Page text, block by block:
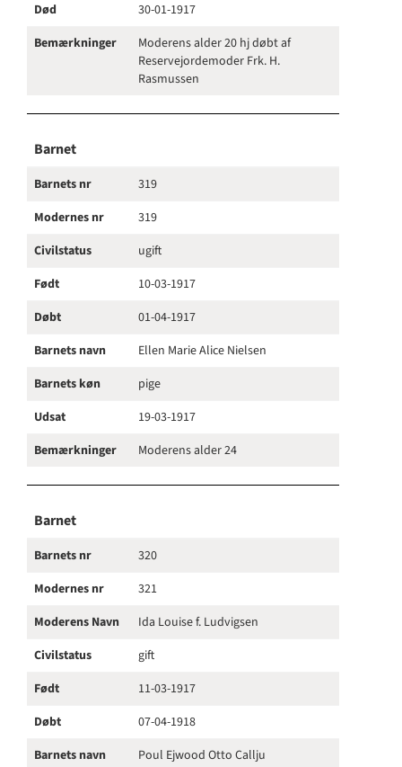
Død
30-01-1917
Bemærkninger
Moderens alder 20 hj døbt af
Reservejordemoder Frk. H.
Rasmussen
Barnet
Barnets nr
319
Modernes nr
319
Civilstatus
ugift
Født
10-03-1917
Døbt
01-04-1917
Barnets navn
Ellen Marie Alice Nielsen
Barnets køn
pige
Udsat
19-03-1917
Bemærkninger
Moderens alder 24
Barnet
Barnets nr
320
Modernes nr
321
Moderens Navn
Ida Louise f. Ludvigsen
Civilstatus
gift
Født
11-03-1917
Døbt
07-04-1918
Barnets navn
Poul Ejwood Otto Callju